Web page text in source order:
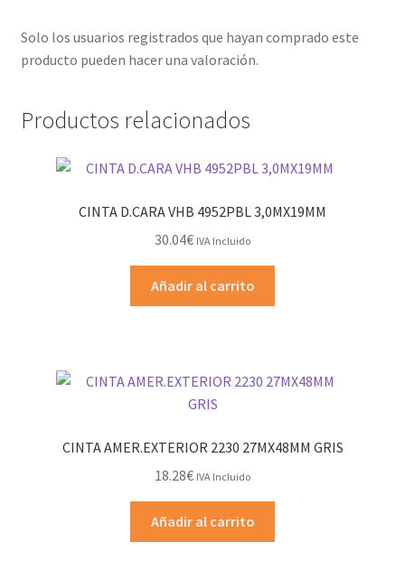
Solo los usuarios registrados que hayan comprado este
producto pueden hacer una valoración.
Productos relacionados
CINTA D.CARA VHB 4952PBL 3,0MX19MM
30.04€ IVA Incluido
Añadir al carrito
CINTA AMER.EXTERIOR 2230 27MX48MM GRIS
18.28€ IVA Incluido
Añadir al carrito